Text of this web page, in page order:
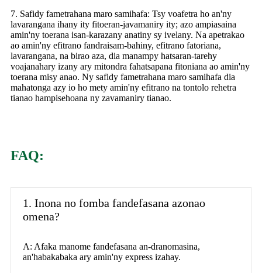
7. Safidy fametrahana maro samihafa: Tsy voafetra ho an'ny
lavarangana ihany ity fitoeran-javamaniry ity; azo ampiasaina
amin'ny toerana isan-karazany anatiny sy ivelany. Na apetrakao
ao amin'ny efitrano fandraisam-bahiny, efitrano fatoriana,
lavarangana, na birao aza, dia manampy hatsaran-tarehy
voajanahary izany ary mitondra fahatsapana fitoniana ao amin'ny
toerana misy anao. Ny safidy fametrahana maro samihafa dia
mahatonga azy io ho mety amin'ny efitrano na tontolo rehetra
tianao hampisehoana ny zavamaniry tianao.
FAQ:
1. Inona no fomba fandefasana azonao
omena?
A: Afaka manome fandefasana an-dranomasina,
an'habakabaka ary amin'ny express izahay.